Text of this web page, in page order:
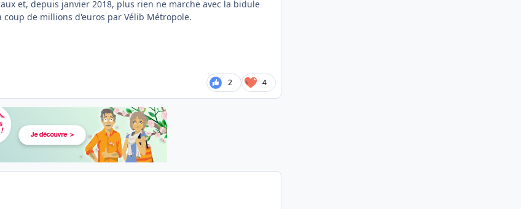
et, depuis janvier 2018, plus rien ne marche avec la bidule
coup de millions d'euros par Vélib Métropole.
2 4